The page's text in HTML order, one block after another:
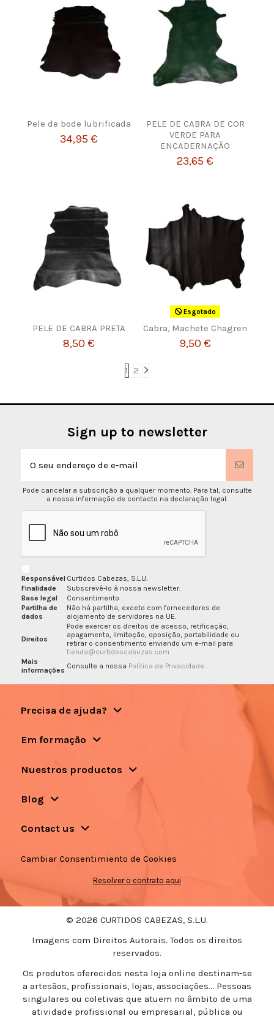
Pele de bode lubrificada
34,95 €
PELE DE CABRA DE COR
VERDE PARA
ENCADERNAÇÃO
23,65 €
PELE DE CABRA PRETA
8,50 €
Esgotado
Cabra, Machete Chagren
9,50 €
1 2
Sign up to newsletter
Pode cancelar a subscrição a qualquer momento. Para tal, consulte
a nossa informação de contacto na declaração legal.
Responsável Curtidos Cabezas, S.L.U.
Finalidade
Subscrevê-lo à nossa newsletter.
Base legal
Consentimento
Partilha de
dados
Não há partilha, exceto com fornecedores de
alojamento de servidores na UE.
Direitos
Pode exercer os direitos de acesso, retificação,
apagamento, limitação, oposição, portabilidade ou
retirar o consentimento enviando um e-mail para
tienda@curtidoscabezas.com
Mais
informações Consulte a nossa Política de Privacidade
Precisa de ajuda?
Em formação
Nuestros productos
Blog
Contact us
Cambiar Consentimiento de Cookies
Resolver o contrato aqui
© 2026 CURTIDOS CABEZAS, S.L.U.
Imagens com Direitos Autorais. Todos os direitos
reservados.
Os produtos oferecidos nesta loja online destinam-se
a artesãos, profissionais, lojas, associações... Pessoas
singulares ou coletivas que atuem no âmbito de uma
atividade profissional ou empresarial, pública ou